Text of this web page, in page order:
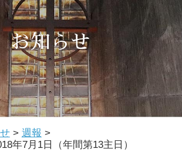
会
お知らせ
> 週報 >
年7月1日（年間第13主日）